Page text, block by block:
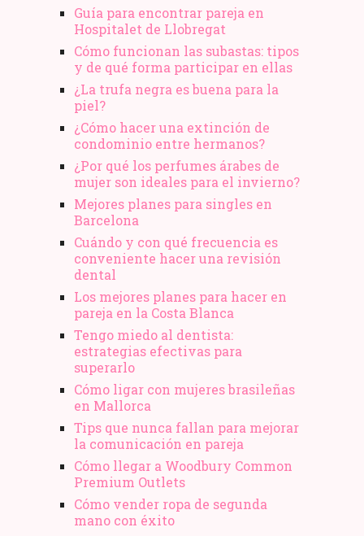
Guía para encontrar pareja en
Hospitalet de Llobregat
Cómo funcionan las subastas: tipos
y de qué forma participar en ellas
¿La trufa negra es buena para la
piel?
¿Cómo hacer una extinción de
condominio entre hermanos?
¿Por qué los perfumes árabes de
mujer son ideales para el invierno?
Mejores planes para singles en
Barcelona
Cuándo y con qué frecuencia es
conveniente hacer una revisión
dental
Los mejores planes para hacer en
pareja en la Costa Blanca
Tengo miedo al dentista:
estrategias efectivas para
superarlo
Cómo ligar con mujeres brasileñas
en Mallorca
Tips que nunca fallan para mejorar
la comunicación en pareja
Cómo llegar a Woodbury Common
Premium Outlets
Cómo vender ropa de segunda
mano​ con éxito